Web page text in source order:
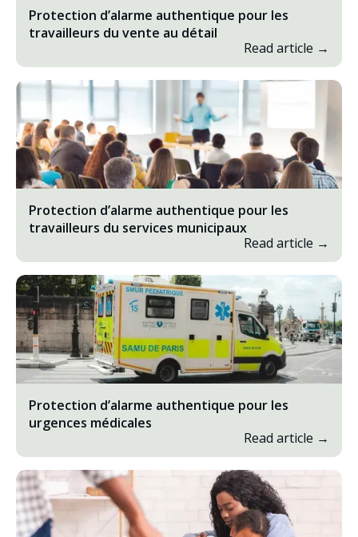
Protection d’alarme authentique pour les
travailleurs du vente au détail
Read article →
Protection d’alarme authentique pour les
travailleurs du services municipaux
Read article →
Protection d’alarme authentique pour les
urgences médicales
Read article →